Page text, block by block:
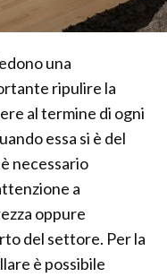
una
ripulire la
al termine di ogni
essa si è del
necessario
a
oppure
del settore. Per la
è possibile